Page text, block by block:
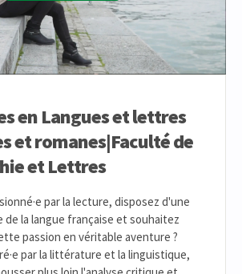
en Langues et lettres
et romanes|Faculté de
et Lettres
par la lecture, disposez d'une
de la langue française et souhaitez
passion en véritable aventure ?
par la littérature et la linguistique,